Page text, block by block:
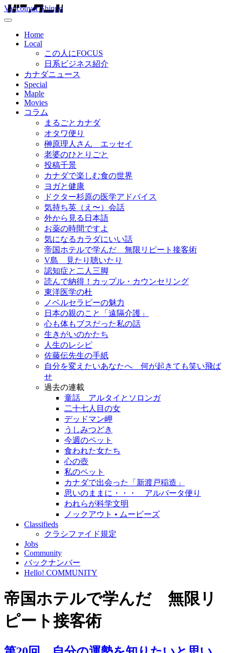
Vancouver Shinpo
Home
Local
この人にFOCUS
日系ビジネス紹介
カナダニュース
Special
Maple
Movies
コラム
まるごとカナダ
オタワ便り
榊原理人さん エッセイ
老婆のひとりごと
投稿千景
カナダで楽しむ食の世界
ヨガと健康
ドクター杉原の医学アドバイス
気持ち英（え〜）会話
外から見る日本語
お薬の時間ですよ
気になるカラダにいい話
帝国ホテルで学んだ 無限リピート接客術
V島 見たり聴いたり
認知症と二人三脚
読んで納得！カップル・カウンセリング
東洋医学の杜
ノベルセラピーの魅力
日本の親のこと「遠隔介護」
心も体もブスだった私の話
生きがいのかたち
人生のレシピ
佐藤伝先生の手紙
自分を変えたいあなたへ 何が起きても笑い飛ば
せ
過去の連載
童話 アルタイとソロンガ
二十七人目の女
デッドマン岬
うしみつどき
今週のペット
食われた女たち
心の壺
私のペット
カナダで出会った「新渡戸稲造」
思いのままに・・・ アルバータ便り
われらが科学文明
ノックアウト • ムービーズ
Classifieds
クラシファイド規定
Jobs
Community
バックナンバー
Hello! COMMUNITY
帝国ホテルで学んだ 無限リ
ピート接客術